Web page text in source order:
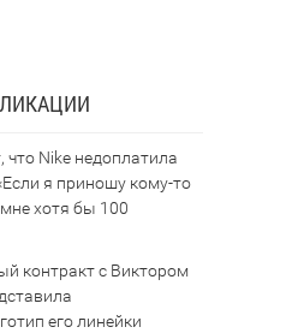
что Nike недоплатила
я приношу кому-то
хотя бы 100
контракт с Виктором
его линейки